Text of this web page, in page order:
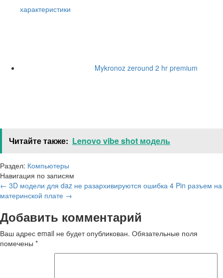
характеристики
Mykronoz zeround 2 hr premium
Читайте также: Lenovo vibe shot модель
Раздел: Компьютеры
Навигация по записям
← 3D модели для daz не разархивируются ошибка 4 Pin разъем на
материнской плате →
Добавить комментарий
Ваш адрес email не будет опубликован. Обязательные поля
помечены *